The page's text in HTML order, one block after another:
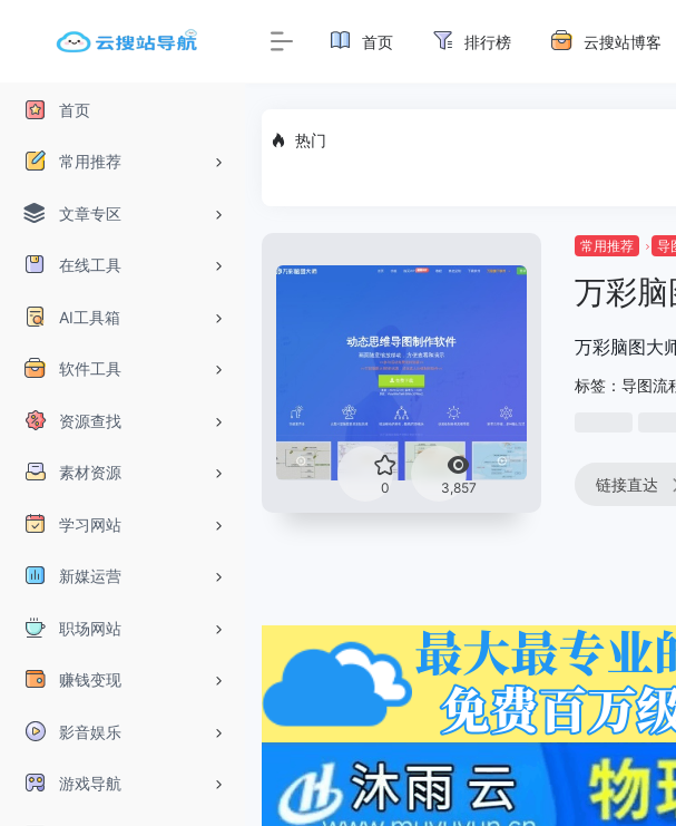
首页
常用推荐
文章专区
在线工具
AI工具箱
软件工具
资源查找
素材资源
学习网站
新媒运营
职场网站
赚钱变现
影音娱乐
游戏导航
首页 排行榜 云搜站博客
热门
0 3,857
常用推荐 导
万彩
万彩脑图大
标签： 导图流
链接直达